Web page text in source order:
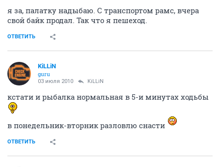
я за, палатку надыбаю. С транспортом рамс, вчера
свой байк продал. Так что я пешеход.
ОТВЕТИТЬ
KiLLiN
guru
03 июля 2010 KiLLiN
кстати и рыбалка нормальная в 5-и минутах ходьбы
в понедельник-вторник разловлю снасти
ОТВЕТИТЬ